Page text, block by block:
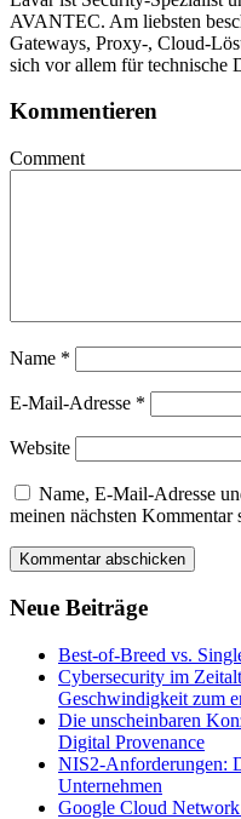
AVANTEC. Am liebsten
Gateways, Proxy-, Cloud-
sich vor allem für technische
Kommentieren
Comment
Name *
E-Mail-Adresse *
Website
Name, E-Mail-Adresse
meinen nächsten Kommentar
Neue Beiträge
Best-of-Breed vs.
Cybersecurity im
Geschwindigkeit zum
Die unscheinbaren
Digital Provenance
NIS2-Anforderungen:
Unternehmen
Google Cloud